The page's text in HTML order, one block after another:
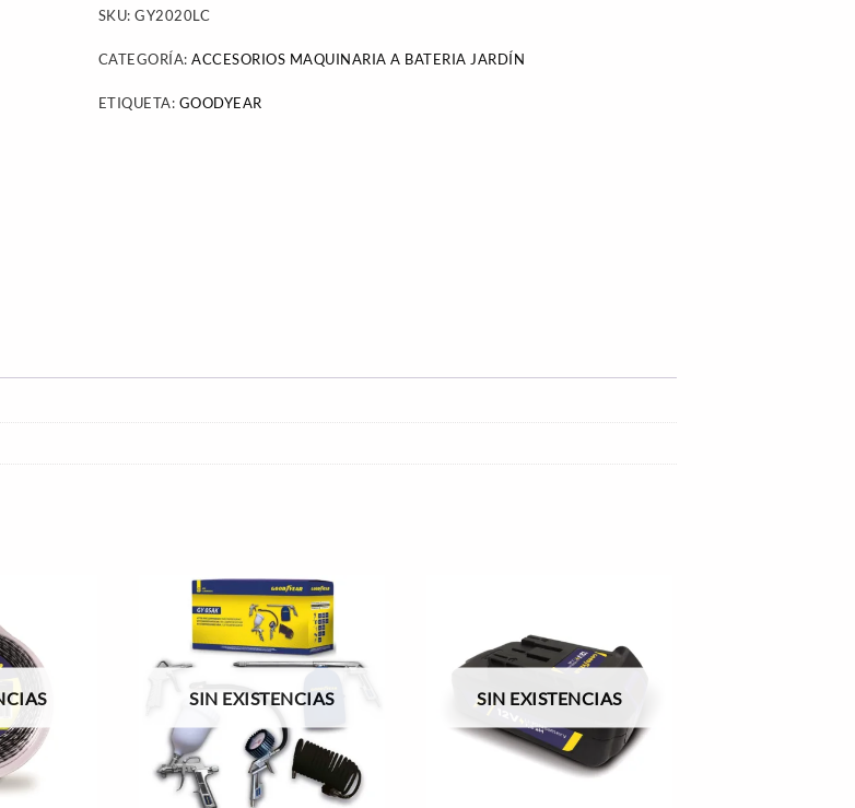
SKU:GY2020LC
CATEGORÍA:ACCESORIOS MAQUINARIA A BATERIA JARDÍN
ETIQUETA: GOODYEAR
SIN EXISTENCIAS SIN EXISTENCIAS